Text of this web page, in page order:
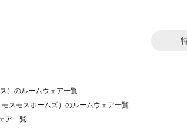
）のルームウェア一覧
スモスホームズ）のルームウェア一覧
ア一覧
ルバイサマンサモスモス）のルームウェア一覧